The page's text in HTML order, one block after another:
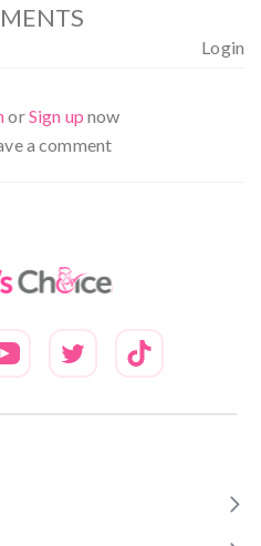
Login
orSign up now
a comment